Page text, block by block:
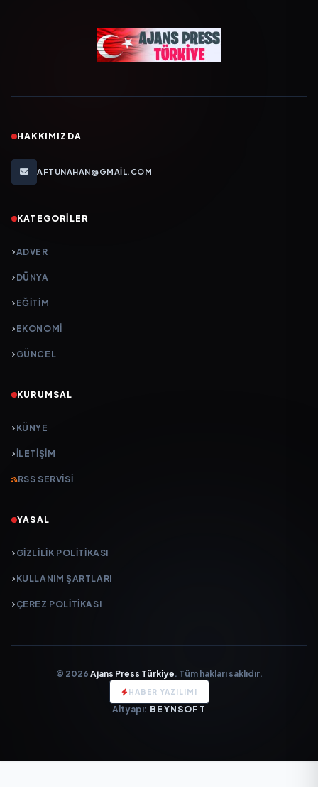
HAKKIMIZDA
AFTUNAHAN@GMAIL.COM
KATEGORILER
ADVER
DÜNYA
EĞİTİM
EKONOMİ
GÜNCEL
KURUMSAL
KÜNYE
İLETIŞIM
RSS SERVISI
YASAL
GIZLILIK POLITIKASI
KULLANIM ŞARTLARI
ÇEREZ POLITIKASI
© 2026 Ajans Press Türkiye. Tüm hakları saklıdır.
HABER YAZILIMI
Altyapı: BEYNSOFT